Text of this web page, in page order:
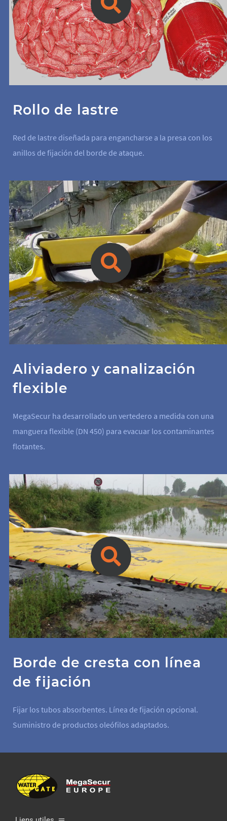
Rollo de lastre
Red de lastre diseñada para engancharse a la presa con los
anillos de fijación del borde de ataque.
Aliviadero y canalización
flexible
MegaSecur ha desarrollado un vertedero a medida con una
manguera flexible (DN 450) para evacuar los contaminantes
flotantes.
Borde de cresta con línea
de fijación
Fijar los tubos absorbentes. Línea de fijación opcional.
Suministro de productos oleófilos adaptados.